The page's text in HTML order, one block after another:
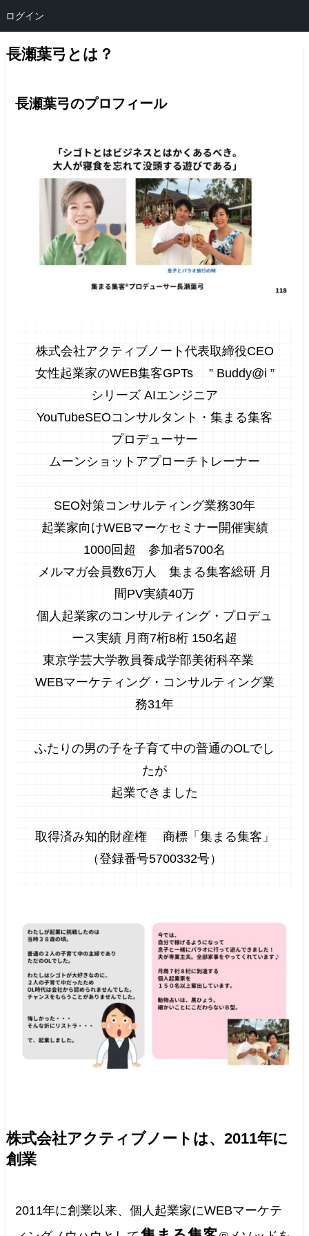
ログイン
長瀬葉弓とは？
長瀬葉弓のプロフィール
株式会社アクティブノート代表取締役CEO
女性起業家のWEB集客GPTs ” Buddy@i ”
シリーズ AIエンジニア
YouTubeSEOコンサルタント・集まる集客
プロデューサー
ムーンショットアプローチトレーナー
SEO対策コンサルティング業務30年
起業家向けWEBマーケセミナー開催実績
1000回超 参加者5700名
メルマガ会員数6万人 集まる集客総研 月
間PV実績40万
個人起業家のコンサルティング・プロデュ
ース実績 月商7桁8桁 150名 超
東京学芸大学教員養成学部美術科卒業
WEBマーケティング・コンサルティング業
務31年
ふたりの男の子を子育て中の普通のOLでし
たが
起業できました
取得済み知的財産権 商標「集まる集客」
（登録番号5700332号）
株式会社アクティブノートは、2011年に
創業
2011年に創業以来、個人起業家にWEBマーケテ